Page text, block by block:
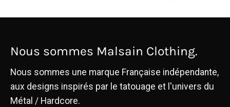
Nous sommes Malsain Clothing.
Nous sommes une marque Française indépendante,
aux designs inspirés par le tatouage et l'univers du
Métal / Hardcore.